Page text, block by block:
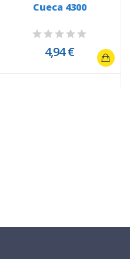
Cueca 4300
4,94 €